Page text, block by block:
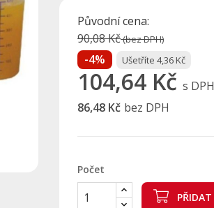
Původní cena:
90,08 Kč(bez DPH)
-4% Ušetříte 4,36 Kč
104,64 Kč s DPH
86,48 Kč bez DPH
Počet